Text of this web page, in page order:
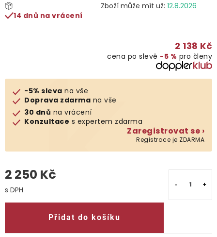
Prodávané značky
Naše katalogy
O nás
Kontakty
12.8.2026
14 dnů na vrácení
2 138 Kč
cena po slevě −5 % pro členy
-5% sleva na vše
Doprava zdarma na vše
30 dnů na vrácení
Konzultace s expertem zdarma
Zaregistrovat se ›
Registrace je ZDARMA
2 250 Kč
Přidat do košíku